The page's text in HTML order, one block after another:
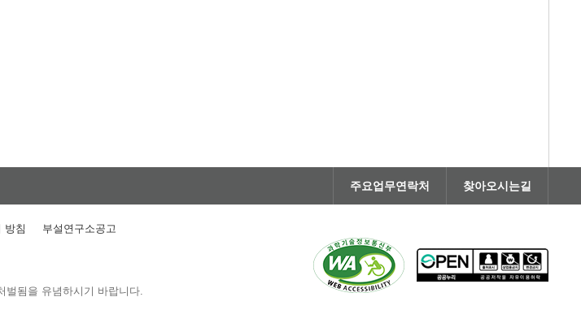
주요업무연락처 찾아오시는길
방침 부설연구소공고
벌됨을 유념하시기 바랍니다.